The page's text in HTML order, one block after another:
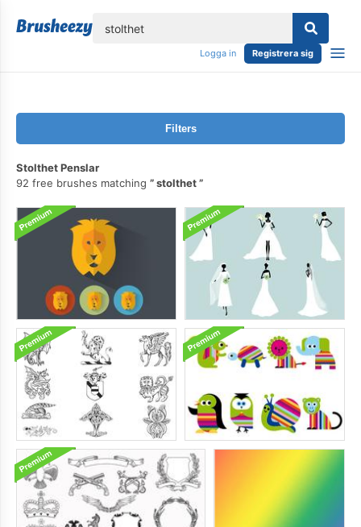
Logga in Registrera sig
Filters
Stolthet Penslar
92 free brushes matching
stolthet